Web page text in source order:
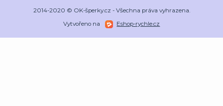
2014-2020 © OK-šperky.cz - Všechna práva vyhrazena.
Vytvořeno na
Eshop-rychle.cz